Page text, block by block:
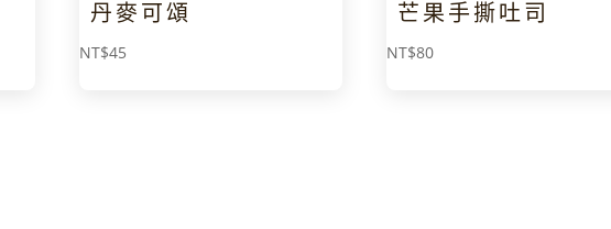
丹麥可頌
NT$45
芒果手撕吐司
NT$80